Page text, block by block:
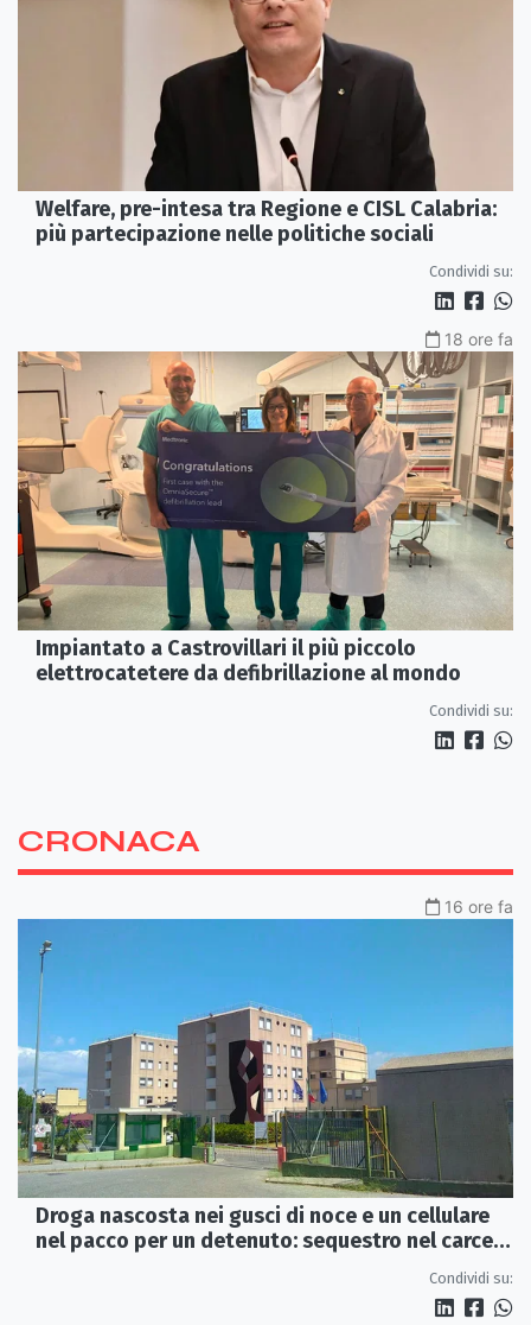
Welfare, pre-intesa tra Regione e CISL Calabria:
più partecipazione nelle politiche sociali
Condividi su:
18 ore fa
Impiantato a Castrovillari il più piccolo
elettrocatetere da defibrillazione al mondo
Condividi su:
CRONACA
16 ore fa
Droga nascosta nei gusci di noce e un cellulare
nel pacco per un detenuto: sequestro nel carcere
Condividi su: